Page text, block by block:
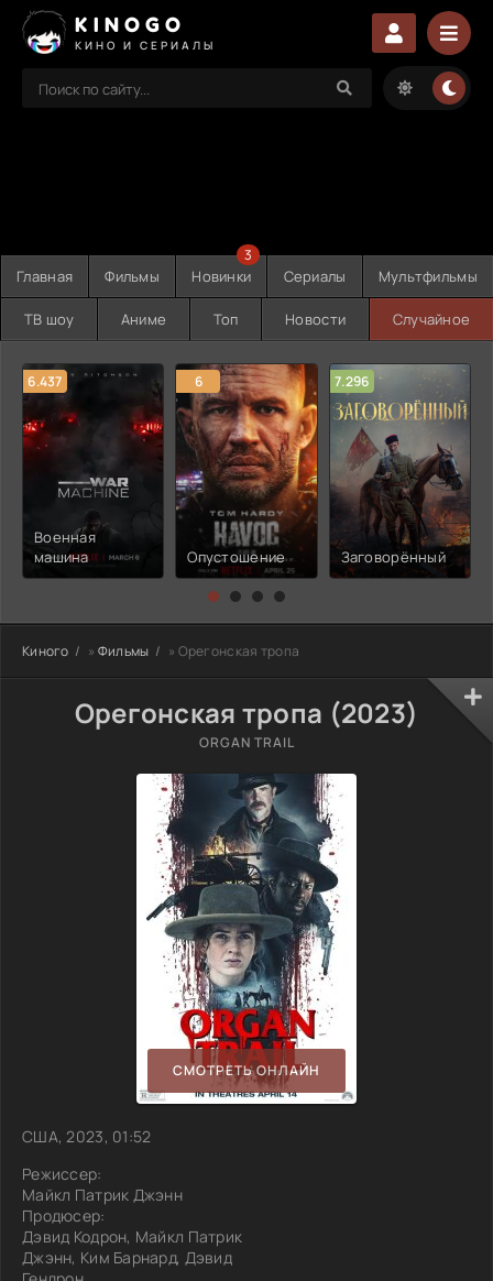
KINOGO
КИНО И СЕРИАЛЫ
Главная Фильмы Новинки
3
Сериалы Мультфильмы
ТВ шоу Аниме Топ Новости Случайное
6.437
Военная
машина
6
Опустошение
7.296
Заговорённый
Киного » Фильмы » Орегонская тропа
Орегонская тропа (2023)
ORGAN TRAIL
СМОТРЕТЬ ОНЛАЙН
США, 2023, 01:52
Режиссер:
Майкл Патрик Джэнн
Продюсер:
Дэвид Кодрон, Майкл Патрик
Джэнн, Ким Барнард, Дэвид